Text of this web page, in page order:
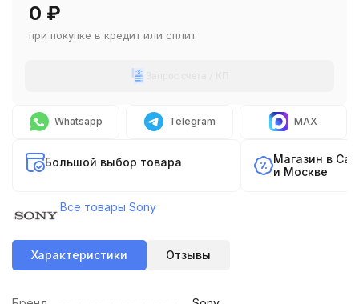
0 ₽
при покупке в кредит или сплит
Whatsapp Telegram MAX
Большой выбор товара
Магазин в
и Москве
Все товары Sony
Характеристики Отзывы